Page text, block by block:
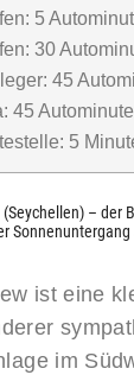
5
30
45
45
5
– der
ist eine
im